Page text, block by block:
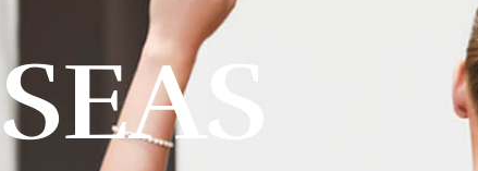
SEAS